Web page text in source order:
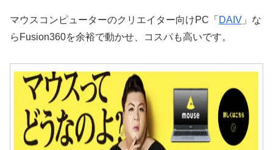
マウスコンピューターのクリエイター向けPC「 DAIV 」な
らFusion360を余裕で動かせ、コスパも高いです。